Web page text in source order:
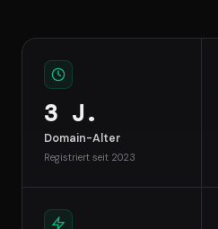
3 J.
Domain-Alter
Registriert seit 2023